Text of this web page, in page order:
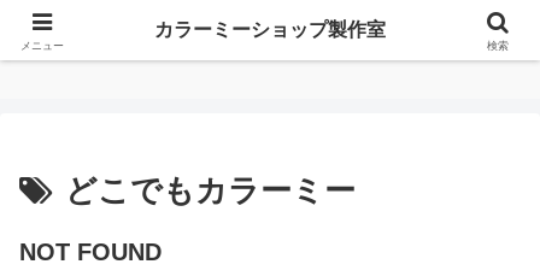
カラーミーショップ製作室
どこでもカラーミー
NOT FOUND
メニュー
カラーミーショップ製作室
検索